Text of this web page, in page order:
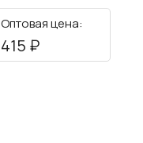
Оптовая цена:
415 ₽